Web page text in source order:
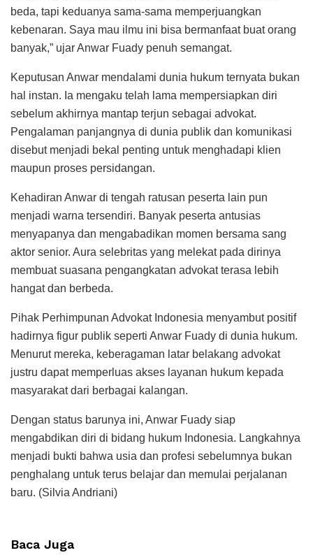
beda, tapi keduanya sama-sama memperjuangkan
kebenaran. Saya mau ilmu ini bisa bermanfaat buat orang
banyak,” ujar Anwar Fuady penuh semangat.
Keputusan Anwar mendalami dunia hukum ternyata bukan
hal instan. Ia mengaku telah lama mempersiapkan diri
sebelum akhirnya mantap terjun sebagai advokat.
Pengalaman panjangnya di dunia publik dan komunikasi
disebut menjadi bekal penting untuk menghadapi klien
maupun proses persidangan.
Kehadiran Anwar di tengah ratusan peserta lain pun
menjadi warna tersendiri. Banyak peserta antusias
menyapanya dan mengabadikan momen bersama sang
aktor senior. Aura selebritas yang melekat pada dirinya
membuat suasana pengangkatan advokat terasa lebih
hangat dan berbeda.
Pihak Perhimpunan Advokat Indonesia menyambut positif
hadirnya figur publik seperti Anwar Fuady di dunia hukum.
Menurut mereka, keberagaman latar belakang advokat
justru dapat memperluas akses layanan hukum kepada
masyarakat dari berbagai kalangan.
Dengan status barunya ini, Anwar Fuady siap
mengabdikan diri di bidang hukum Indonesia. Langkahnya
menjadi bukti bahwa usia dan profesi sebelumnya bukan
penghalang untuk terus belajar dan memulai perjalanan
baru. (Silvia Andriani)
Baca Juga